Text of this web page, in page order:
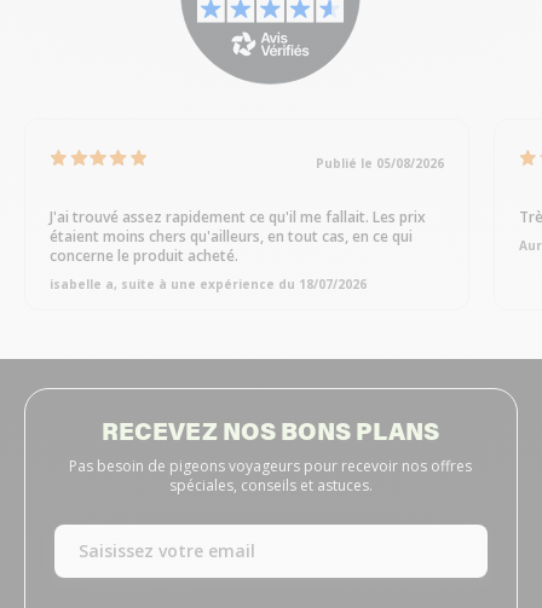
Publié le 05/08/2026
J'ai trouvé assez rapidement ce qu'il me fallait. Les prix
étaient moins chers qu'ailleurs, en tout cas, en ce qui
concerne le produit acheté.
isabelle a, suite à une expérience du 18/07/2026
RECEVEZ NOS BONS PLANS
Pas besoin de pigeons voyageurs pour recevoir nos offres
spéciales, conseils et astuces.